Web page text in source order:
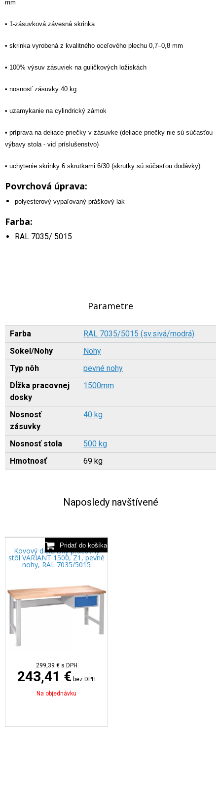
mm
• 1-zásuvková závesná skrinka
• skrinka vyrobená z kvalitného oceľového plechu 0,7–0,8 mm
• 100% výsuv zásuviek na guličkových ložiskách
• nosnosť zásuvky 40 kg
• uzamykanie na cylindrický zámok
• príprava na deliace priečky v zásuvke (deliace priečky nie sú súčasťou
výbavy stola - viď príslušenstvo)
• uchytenie skrinky 6 skrutkami 6/30 (skrutky sú súčasťou dodávky)
Povrchová úprava:
polyesterový vypaľovaný práškový lak
Farba:
RAL 7035/ 5015
Parametre
Farba
RAL 7035/5015 (sv.sivá/modrá)
Sokel/Nohy
Nohy
Typ nôh
pevné nohy
Dĺžka pracovnej
dosky
1500mm
Nosnosť
zásuvky
40 kg
Nosnosť stola
500 kg
Hmotnosť
69 kg
Naposledy navštívené
Kovový dielenský pracovný
stôl VARIANT 1500, Z1, pevné
nohy, RAL 7035/5015
299,39 € s DPH
243,41 € bez DPH
Na objednávku